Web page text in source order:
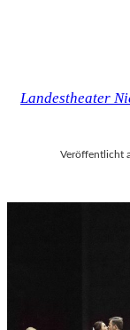
Landestheater
Veröffentlicht